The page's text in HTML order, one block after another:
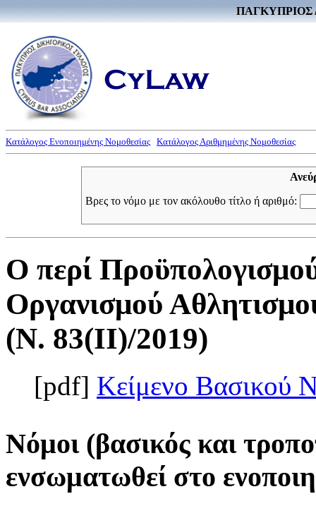
ΠΑΓΚΥΠΡΙΟΣ
Κατάλογος Ενοποιημένης Νομοθεσίας Κατάλογος Αριθμημένης Νομοθεσίας
Βρες το νόμο με τον ακόλουθο τίτλο ή αριθμό:
Ο περί
Οργανισμού
(Ν. 83(II)/2019)
[pdf] Κείμενο Βασικού
Νόμοι (βασικός και
ενσωματωθεί στο